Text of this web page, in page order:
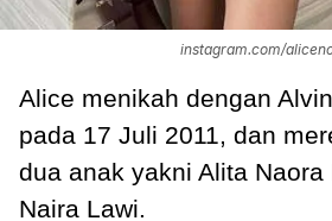
instagram.com/
Alice menikah dengan
pada 17 Juli 2011, dan
dua anak yakni Alita Naora
Naira Lawi.